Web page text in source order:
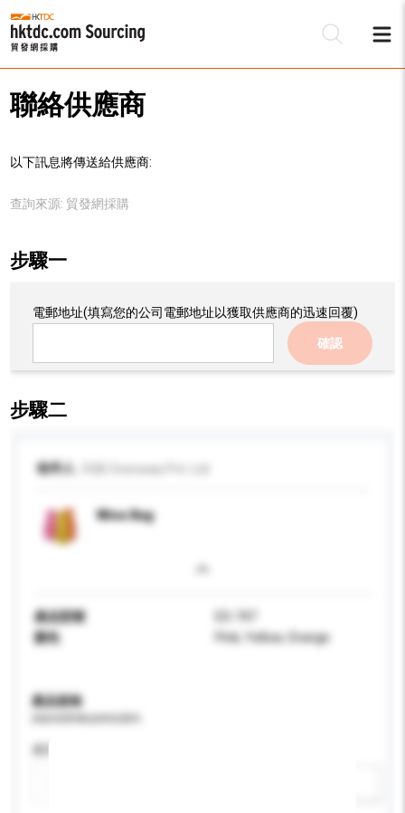
聯絡供應商
以下訊息將傳送給供應商:
查詢來源: 貿發網採購
步驟一
電郵地址(填寫您的公司電郵地址以獲取供應商的迅速回覆)
確認
步驟二
收件人
Wine Bag
產品型號
顏色
Pink, Yellow, Orange
產品規格